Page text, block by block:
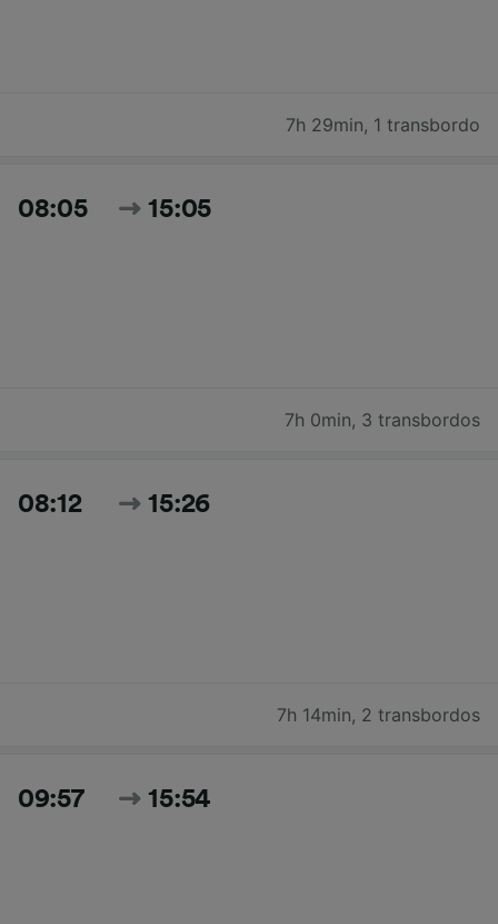
7h 29min, 1 transbordo
08:05 15:05
7h 0min, 3 transbordos
08:12 15:26
7h 14min, 2 transbordos
09:57 15:54